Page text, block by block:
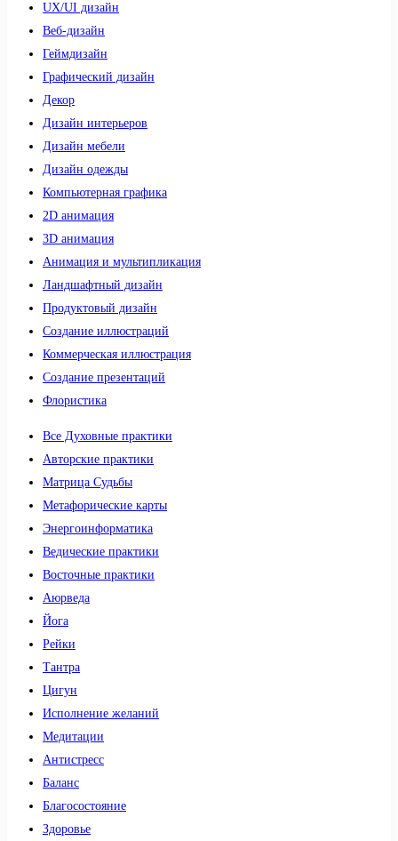
UX/UI дизайн
Веб-дизайн
Геймдизайн
Графический дизайн
Декор
Дизайн интерьеров
Дизайн мебели
Дизайн одежды
Компьютерная графика
2D анимация
3D анимация
Анимация и мультипликация
Ландшафтный дизайн
Продуктовый дизайн
Создание иллюстраций
Коммерческая иллюстрация
Создание презентаций
Флористика
Все Духовные практики
Авторские практики
Матрица Судьбы
Метафорические карты
Энергоинформатика
Ведические практики
Восточные практики
Аюрведа
Йога
Рейки
Тантра
Цигун
Исполнение желаний
Медитации
Антистресс
Баланс
Благосостояние
Здоровье